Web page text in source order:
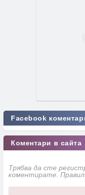
Facebook
Коментари в сайта
Трябва да сте
коментирате.